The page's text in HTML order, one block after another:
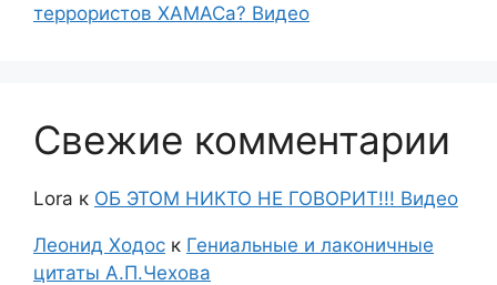
террористов ХАМАСа? Видео
Свежие комментарии
Lora к ОБ ЭТОМ НИКТО НЕ ГОВОРИТ!!! Видео
Леонид Ходос к Гениальные и лаконичные
цитаты А.П.Чехова